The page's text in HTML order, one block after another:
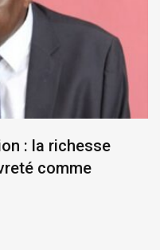
: la richesse
comme